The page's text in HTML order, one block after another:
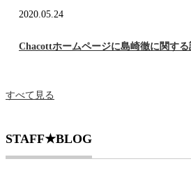
2020.05.24
Chacottホームページに島崎徹に関する
すべて見る
STAFF★BLOG